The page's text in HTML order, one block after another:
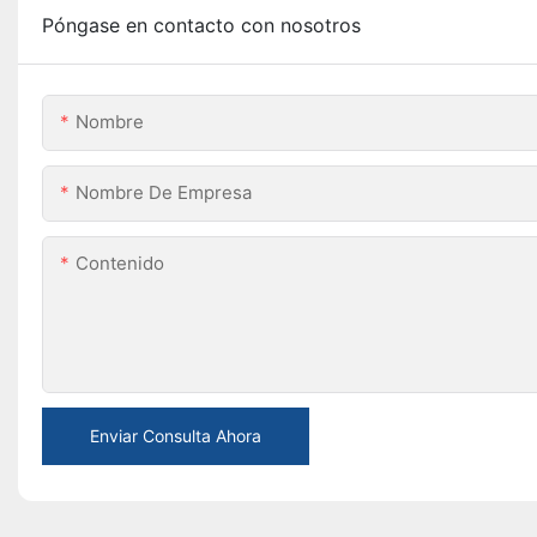
Póngase en contacto con nosotros
Nombre
Nombre De Empresa
Contenido
Enviar Consulta Ahora